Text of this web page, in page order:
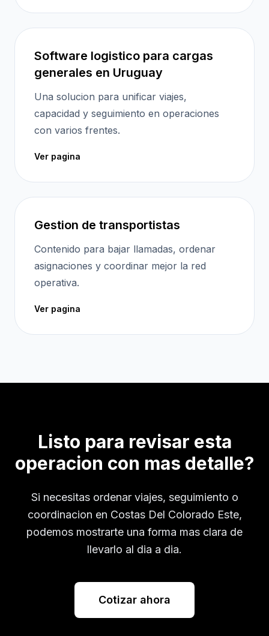
Software logistico para cargas
generales en Uruguay
Una solucion para unificar viajes,
capacidad y seguimiento en operaciones
con varios frentes.
Ver pagina
Gestion de transportistas
Contenido para bajar llamadas, ordenar
asignaciones y coordinar mejor la red
operativa.
Ver pagina
Listo para revisar esta
operacion con mas detalle?
Si necesitas ordenar viajes, seguimiento o
coordinacion en Costas Del Colorado Este,
podemos mostrarte una forma mas clara de
llevarlo al dia a dia.
Cotizar ahora